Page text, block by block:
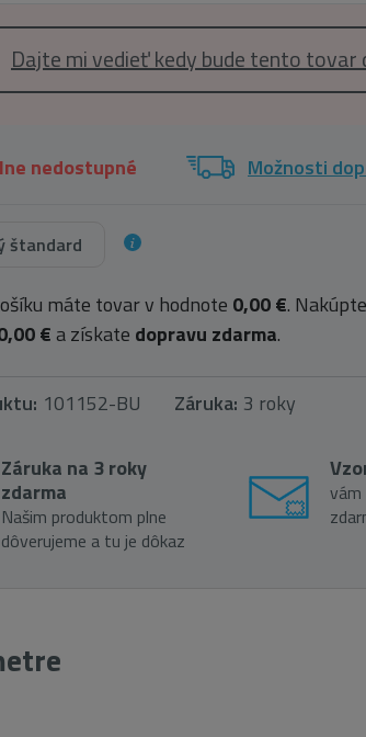
Dajte mi vedieť kedy bude tento tovar
nedostupné Možnosti
štandard
máte tovar v hodnote 0,00 €.
€a získate dopravu zdarma.
101152-BU Záruka: 3 roky
Záruka na 3 roky
zdarma
Našim produktom plne
dôverujeme a tu je dôkaz